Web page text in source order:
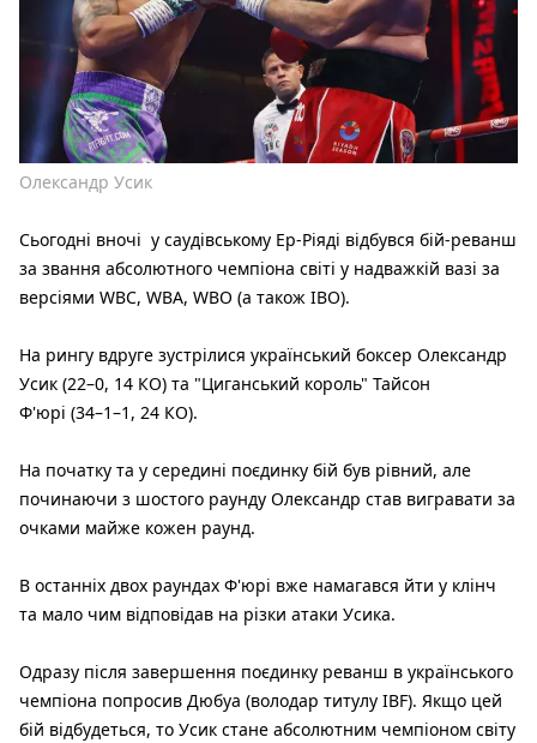
Олександр Усик
Сьогодні вночі у саудівському Ер-Ріяді відбувся бій-реванш
за звання абсолютного чемпіона світі у надважкій вазі за
версіями WBC, WBA, WBO (а також IBO).
На рингу вдруге зустрілися український боксер Олександр
Усик (22–0, 14 КО) та "Циганський король" Тайсон
Ф'юрі (34–1–1, 24 КО).
На початку та у середині поєдинку бій був рівний, але
починаючи з шостого раунду Олександр став вигравати за
очками майже кожен раунд.
В останніх двох раундах Ф'юрі вже намагався йти у клінч
та мало чим відповідав на різки атаки Усика.
Одразу після завершення поєдинку реванш в українського
чемпіона попросив Дюбуа (володар титулу IBF). Якщо цей
бій відбудеться, то Усик стане абсолютним чемпіоном світу